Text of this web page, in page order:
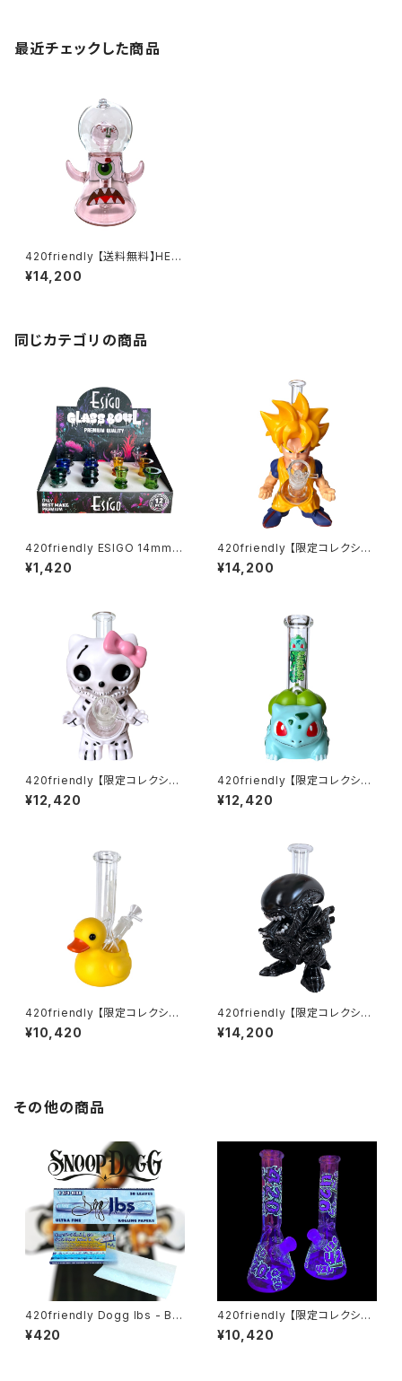
最近チェックした商品
420friendly 【送料無料】HEM
PER ダンクジラ XL ボング 20.
3cm｜パーコレーター搭載／モ
¥14,200
同じカテゴリの商品
420friendly ESIGO 14mmガ
ラスボウル(火皿) Phoenix As
h Catcher
¥1,420
420friendly 【限定コレクショ
ン】Legendary Fighter Bon
g / レジェンダリーファイター ボ
¥14,200
420friendly 【限定コレクショ
ン】Skull Cat Bong / スカルキ
ャットボング（約22cm）
¥12,420
420friendly 【限定コレクショ
ン】Green Bud Monster Bon
g / グリーンバッドモンスターボ
¥12,420
420friendly 【限定コレクショ
ン】Yellow Rubber Duck Gla
ss Bong / イエロー ラバーダッ
¥10,420
420friendly 【限定コレクショ
ン】Alien Xenomorph Bong
- PVC & GLASS / エイリアン
¥14,200
その他の商品
420friendly Dogg lbs - Blu
e Paisley Rolling Papers /
1¼サイズ・50枚入
¥420
420friendly 【限定コレクショ
ン】Glow in Dark 420 Beake
r Bong -ガラスボング（25cm）
¥10,420